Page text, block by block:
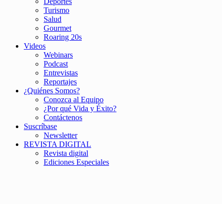
Turismo
Salud
Gourmet
Roaring 20s
Videos
Webinars
Podcast
Entrevistas
Reportajes
¿Quiénes Somos?
Conozca al Equipo
¿Por qué Vida y Éxito?
Contáctenos
Suscríbase
Newsletter
REVISTA DIGITAL
Revista digital
Ediciones Especiales